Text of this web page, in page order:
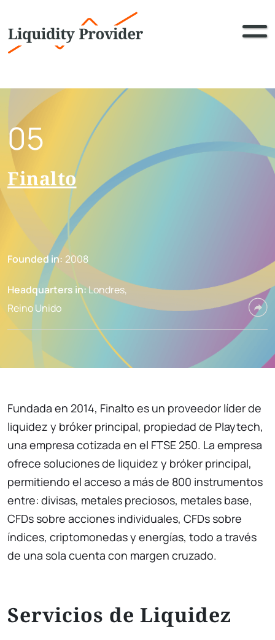
05
Finalto
Founded in: 2008
Headquarters in:Londres,
Reino Unido
Fundada en 2014, Finalto es un proveedor líder de
liquidez y bróker principal, propiedad de Playtech,
una empresa cotizada en el FTSE 250. La empresa
ofrece soluciones de liquidez y bróker principal,
permitiendo el acceso a más de 800 instrumentos
entre: divisas, metales preciosos, metales base,
CFDs sobre acciones individuales, CFDs sobre
índices, criptomonedas y energías, todo a través
de una sola cuenta con margen cruzado.
Servicios de Liquidez